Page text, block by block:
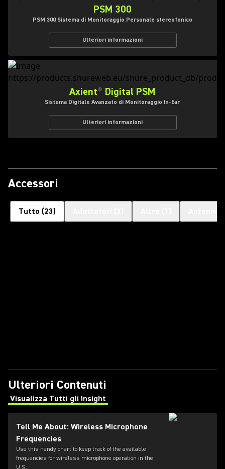
PSM 300
PSM 300 Sistema di Monitoraggio Personale stereofonico
Ulteriori informazioni
Axient® Digital PSM
Sistema Digitale Avanzato di Monitoraggio In-Ear
Ulteriori informazioni
Accessori
Tutto (23)
Ulteriori Contenuti
Visualizza Tutti gli Insight
(Opens in a new tab)
Tell Me About: Wireless Microphone
Frequencies
Use this handy chart to keep track of the available
frequencies for wireless microphone operation in the
U.S.